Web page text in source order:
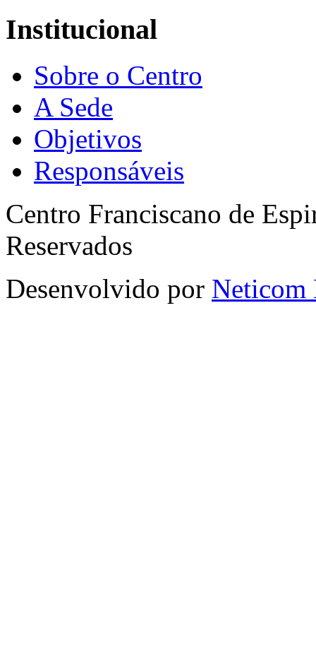
Institucional
Sobre o Centro
A Sede
Objetivos
Responsáveis
Centro Franciscano de
Reservados
Desenvolvido por Neticom